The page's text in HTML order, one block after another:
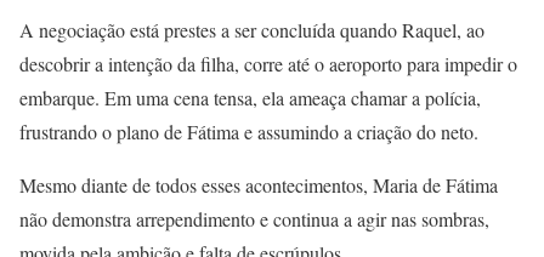
A negociação está prestes a ser concluída quando Raquel, ao
descobrir a intenção da filha, corre até o aeroporto para impedir o
embarque. Em uma cena tensa, ela ameaça chamar a polícia,
frustrando o plano de Fátima e assumindo a criação do neto.
Mesmo diante de todos esses acontecimentos, Maria de Fátima
não demonstra arrependimento e continua a agir nas sombras,